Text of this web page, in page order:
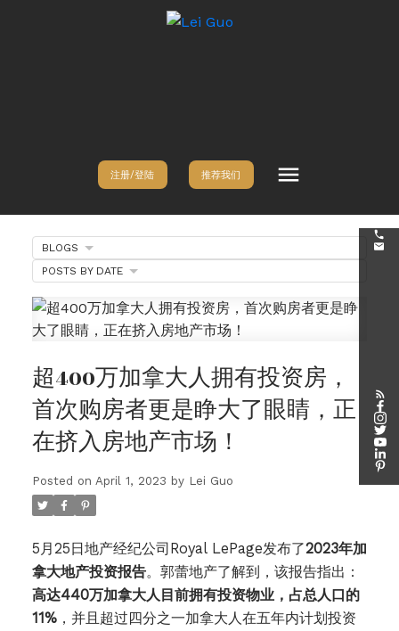
注册/登陆 推荐我们
超400万加拿大人拥有投资房，
首次购房者更是睁大了眼睛，正
在挤入房地产市场！
Posted on April 1, 2023 by Lei Guo
5月25日地产经纪公司Royal LePage发布了2023年加
拿大地产投资报告。郭蕾地产了解到，该报告指出：
高达440万加拿大人目前拥有投资物业，占总人口的
11%，并且超过四分之一加拿大人在五年内计划投资
BLOGS
POSTS BY DATE